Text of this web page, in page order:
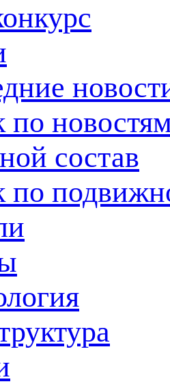
по
состав
по